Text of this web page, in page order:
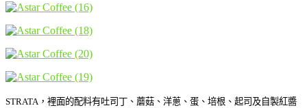
STRATA，裡面的配料有吐司丁、蘑菇、洋蔥、蛋、培根、起司及自製紅醬